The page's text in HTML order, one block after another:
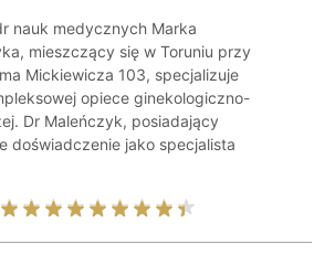
nauk medycznych Marka
mieszczący się w Toruniu przy
Mickiewicza 103, specjalizuje
opiece ginekologiczno-
Dr Maleńczyk, posiadający
doświadczenie jako specjalista